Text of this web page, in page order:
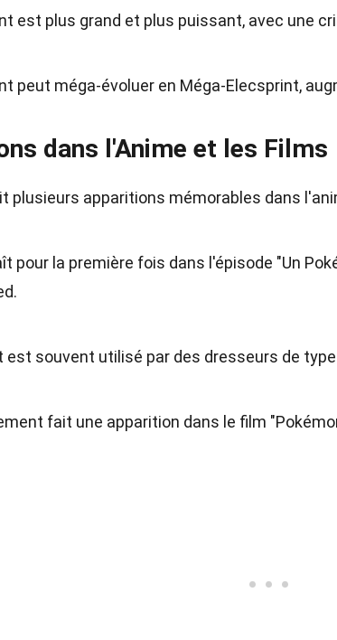
est plus grand et plus puissant, avec une
peut méga-évoluer en Méga-Elecsprint,
dans l'Anime et les Films
plusieurs apparitions mémorables dans
pour la première fois dans l'épisode "Un
est souvent utilisé par des dresseurs de
fait une apparition dans le film